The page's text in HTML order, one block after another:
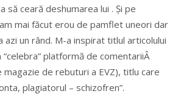
să ceară deshumarea lui . Și pe
mai făcut erou de pamflet uneori dar
azi un rând. M-a inspirat titlul articolului
platformă de comentariiÂ
magazie de rebuturi a EVZ), titlu care
plagiatorul – schizofren”.